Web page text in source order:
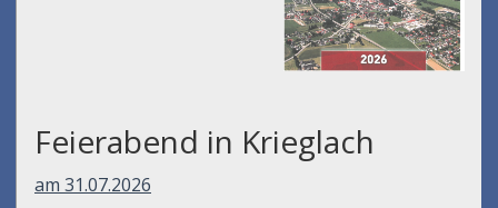
Feierabend in Krieglach
am 31.07.2026